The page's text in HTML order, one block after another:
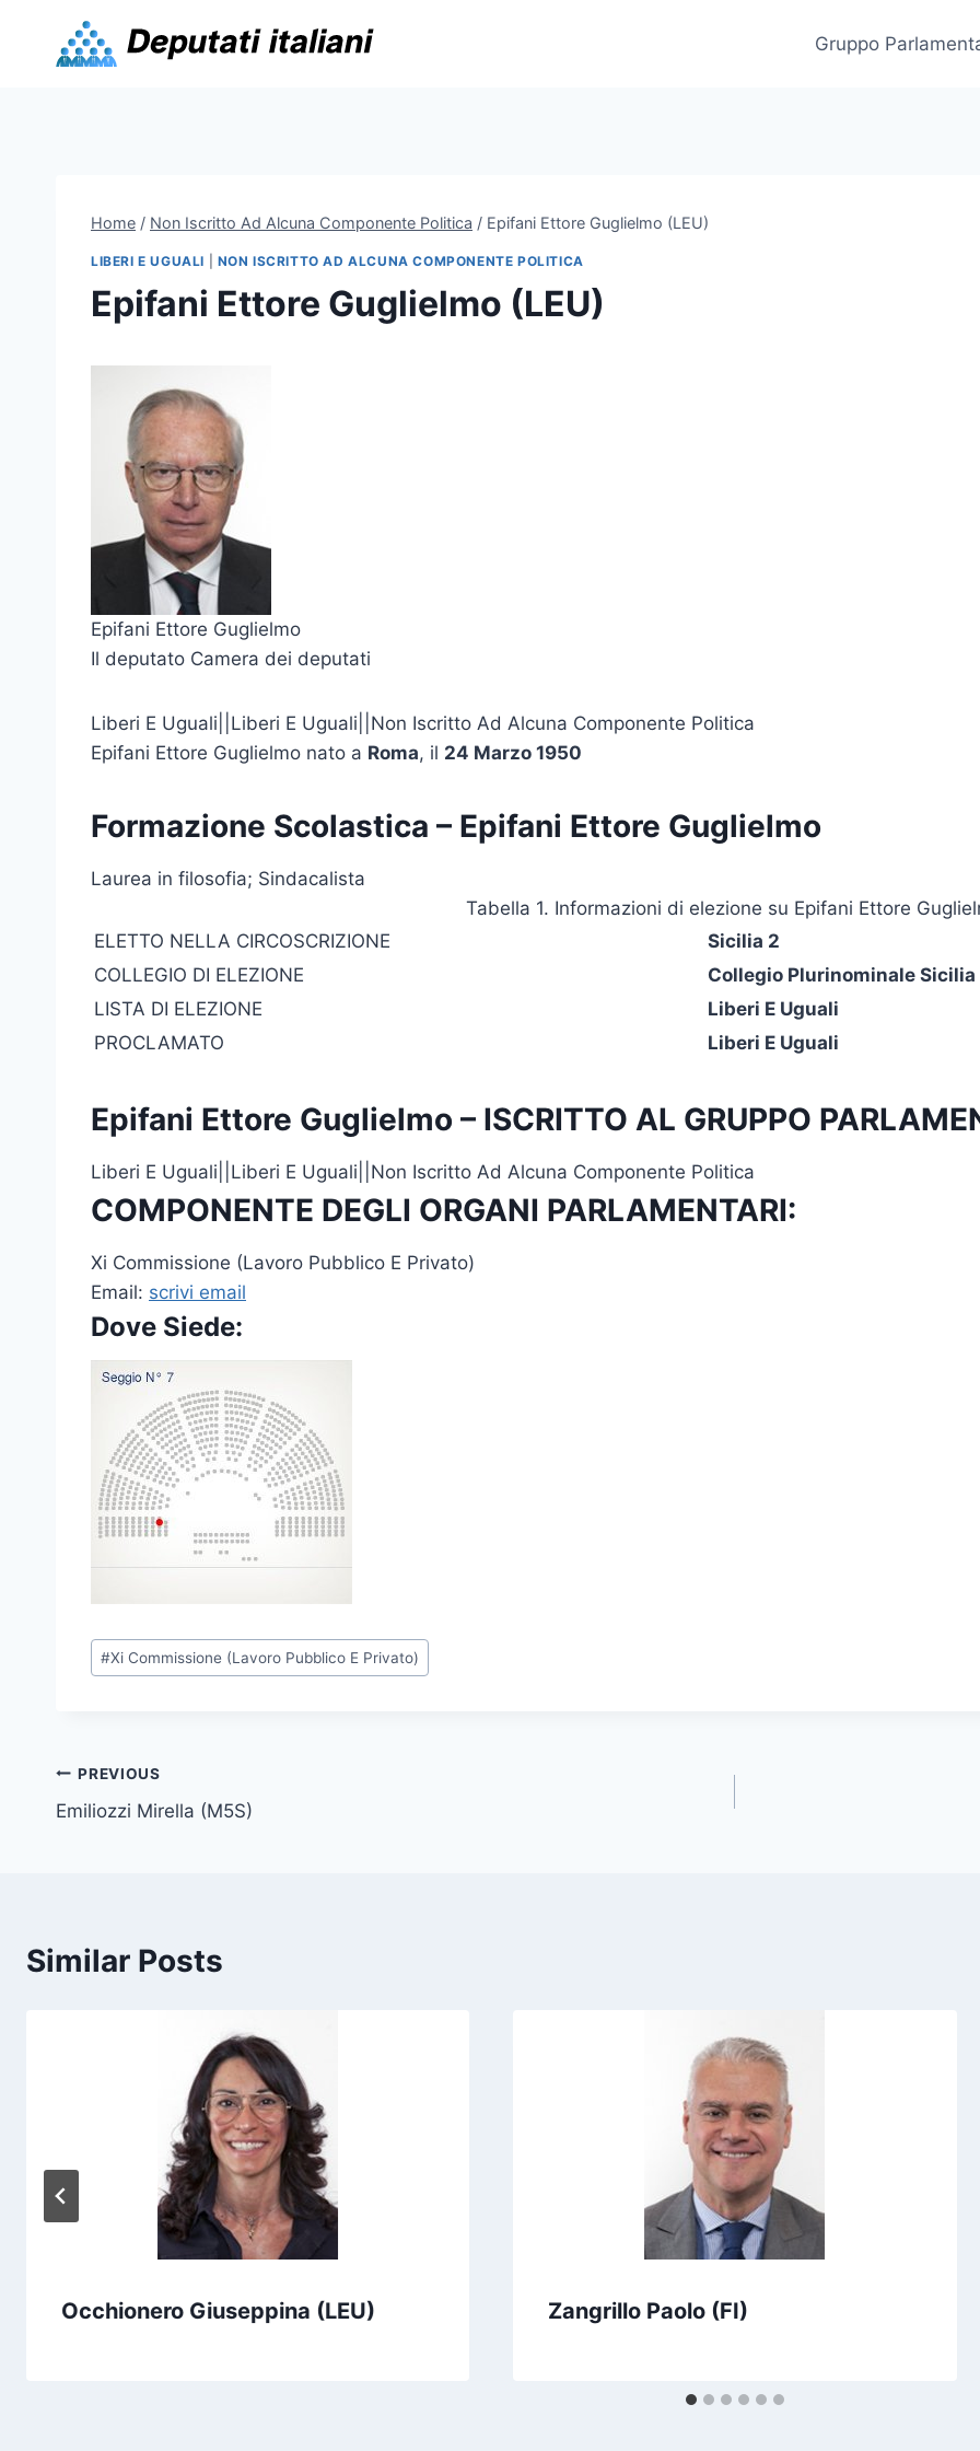
content
Gruppo
Home / Non Iscritto Ad Alcuna Componente Politica / Epifani Ettore Guglielmo (LEU)
LIBERI E UGUALI NON ISCRITTO AD ALCUNA COMPONENTE POLITICA
Epifani Ettore Guglielmo (LEU)
Epifani Ettore Guglielmo
Il deputato Camera dei deputati
Liberi E Uguali||Liberi E Uguali||Non Iscritto Ad Alcuna Componente Politica
Epifani Ettore Guglielmo nato a Roma, il 24 Marzo 1950
Formazione Scolastica – Epifani Ettore Guglielmo
Laurea in filosofia; Sindacalista
Tabella 1. Informazioni di elezione su Epifani Ettore
ELETTO NELLA CIRCOSCRIZIONE
Sicilia 2
COLLEGIO DI ELEZIONE
Collegio Plurinominale Sicilia
LISTA DI ELEZIONE
Liberi E Uguali
PROCLAMATO
Liberi E Uguali
Epifani Ettore Guglielmo – ISCRITTO AL GRUPPO
Liberi E Uguali||Liberi E Uguali||Non Iscritto Ad Alcuna Componente Politica
COMPONENTE DEGLI ORGANI PARLAMENTARI:
Xi Commissione (Lavoro Pubblico E Privato)
Email: scrivi email
Dove Siede:
P
o
T
g
#Xi Commissione (Lavoro Pubblico E Privato)
Post
navigation
PREVIOUS
Emiliozzi Mirella (M5S)
Similar Posts
Occhionero Giuseppina (LEU) Zangrillo Paolo (FI)